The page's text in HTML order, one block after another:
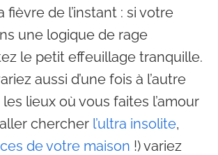
de l’instant : si votre
une logique de rage
le petit effeuillage tranquille.
aussi d’une fois à l’autre
lieux où vous faites l’amour
chercher l’ultra insolite,
de votre maison !) variez